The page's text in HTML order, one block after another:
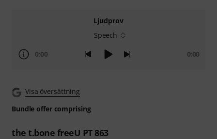
Ljudprov
Speech
0:00 0:00
Visa översättning
Bundle offer comprising
the t.bone freeU PT 863